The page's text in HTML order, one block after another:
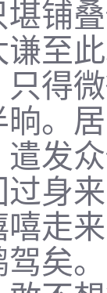
铺
谦至
只得
晌。
遣发
过身
嘻走
驾矣